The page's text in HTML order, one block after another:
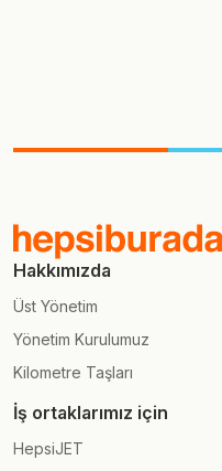
Hakkımızda
Üst Yönetim
Yönetim Kurulumuz
Kilometre Taşları
İş ortaklarımız için
HepsiJET